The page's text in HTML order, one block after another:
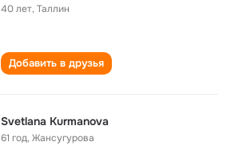
40 лет,Таллин
Добавить в друзья
Svetlana Kurmanova
61 год,Жансугурова